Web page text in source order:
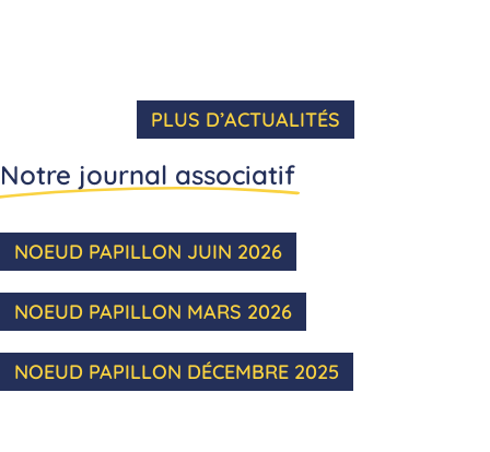
PLUS D’ACTUALITÉS
Notre journal associatif
NOEUD PAPILLON JUIN 2026
NOEUD PAPILLON MARS 2026
NOEUD PAPILLON DÉCEMBRE 2025